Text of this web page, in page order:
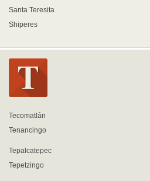
Santa Teresita
Shiperes
Tecomatlán
Tenancingo
Tepalcatepec
Tepetzingo